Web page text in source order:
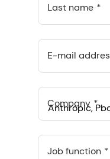
Last name
E-mail
Company
548 Market St
Job function